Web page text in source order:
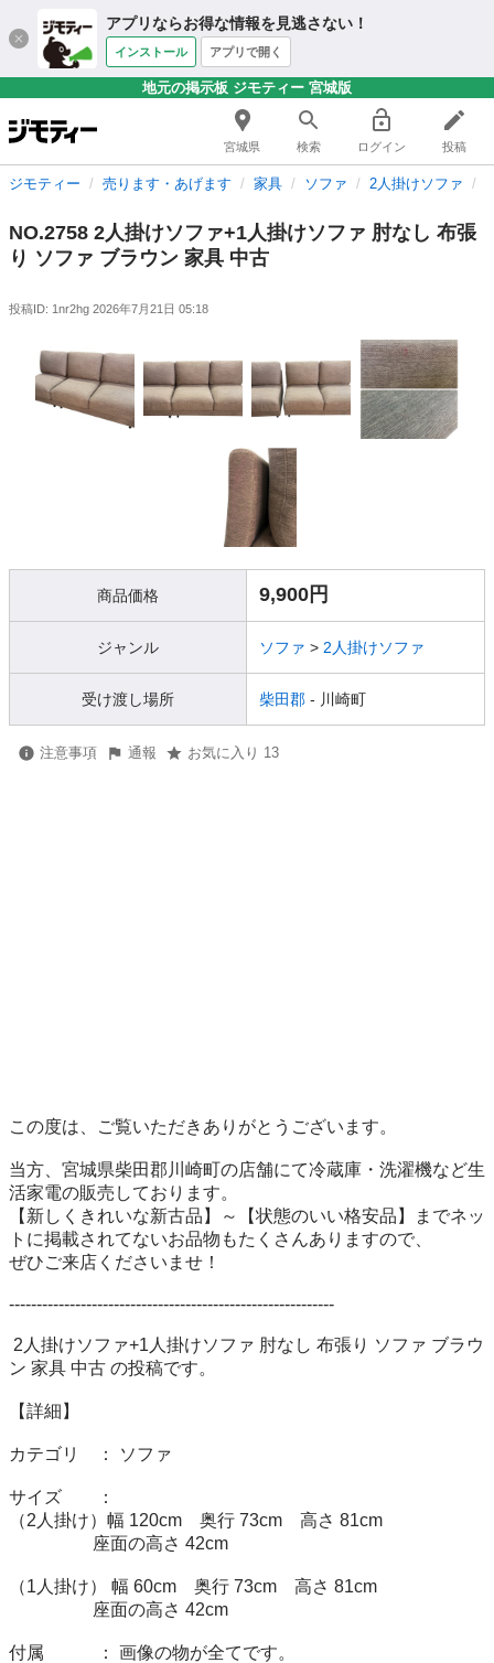
アプリならお得な情報を見逃さない！
インストール アプリで開く
地元の掲示板 ジモティー 宮城版
宮城県 検索 ログイン 投稿
ジモティー 売ります・あげます 家具 ソファ 2人掛けソファ
NO.2758 2人掛けソファ+1人掛けソファ 肘なし 布張
り ソファ ブラウン 家具 中古
投稿ID: 1nr2hg 2026年7月21日 05:18
商品価格 9,900円
ジャンル ソファ > 2人掛けソファ
受け渡し場所 柴田郡 - 川崎町
注意事項 通報 お気に入り 13
この度は、ご覧いただきありがとうございます。
当方、宮城県柴田郡川崎町の店舗にて冷蔵庫・洗濯機など生
活家電の販売しております。
【新しくきれいな新古品】～【状態のいい格安品】までネッ
トに掲載されてないお品物もたくさんありますので、
ぜひご来店くださいませ！
-----------------------------------------------------------
ン 家具 中古 の投稿です。
【詳細】
カテゴリ　： ソファ
サイズ　　：
（2人掛け）幅 120cm　奥行 73cm　高さ 81cm
座面の高さ 42cm
（1人掛け） 幅 60cm　奥行 73cm　高さ 81cm
座面の高さ 42cm
付属　　　： 画像の物が全てです。